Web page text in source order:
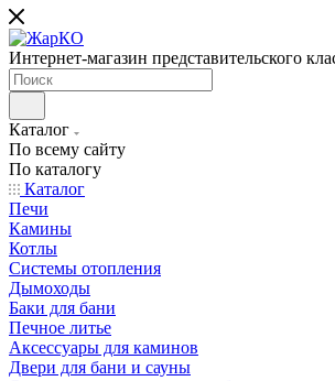
Интернет-магазин представительского
Каталог
По всему сайту
По каталогу
Каталог
Печи
Камины
Котлы
Системы отопления
Дымоходы
Баки для бани
Печное литье
Аксессуары для каминов
Двери для бани и сауны